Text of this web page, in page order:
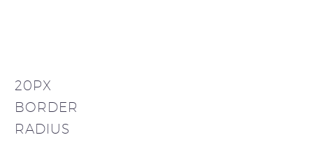
20PX
BORDER
RADIUS